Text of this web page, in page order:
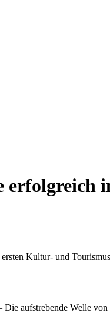
erfolgreich
Kultur- und
aufstrebende Welle